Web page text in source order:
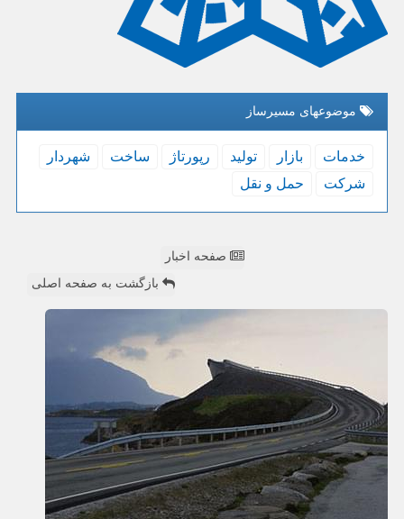
موضوعهای مسیرساز
خدمات بازار تولید رپورتاژ ساخت
شهردار
شركت
حمل و نقل
صفحه اخبار
بازگشت به صفحه اصلی